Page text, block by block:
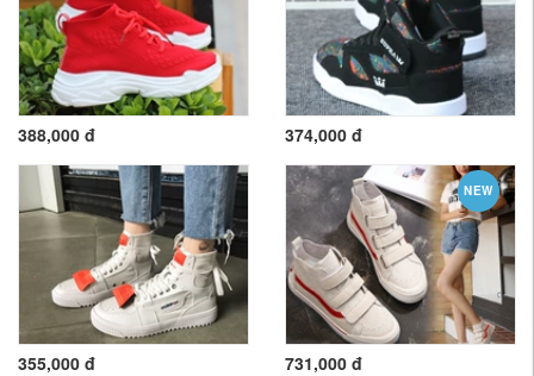
388,000 đ 374,000 đ
355,000 đ
NEW
731,000 đ